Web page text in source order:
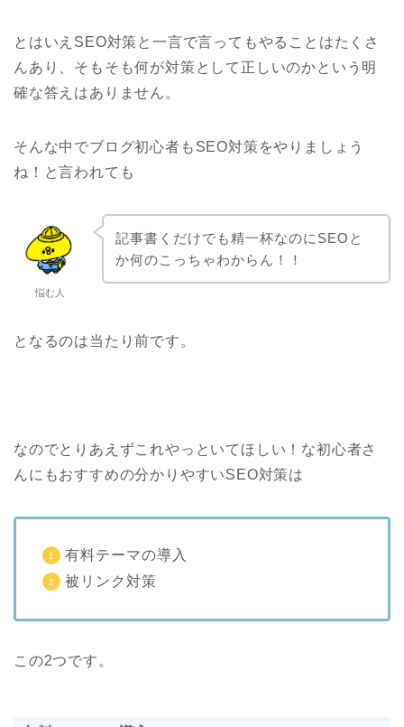
とはいえSEO対策と一言で言ってもやることはたくさ
んあり、そもそも何が対策として正しいのかという明
確な答えはありません。
そんな中でブログ初心者もSEO対策をやりましょう
ね！と言われても
悩む人
記事書くだけでも精一杯なのにSEOと
か何のこっちゃわからん！！
となるのは当たり前です。
なのでとりあえずこれやっといてほしい！な初心者さ
んにもおすすめの分かりやすいSEO対策は
有料テーマの導入
被リンク対策
この2つです。